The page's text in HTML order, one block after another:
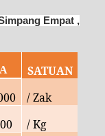
Empat ,
SATUAN
/ Zak
/ Kg